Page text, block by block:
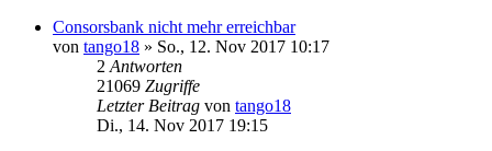
Consorsbank nicht mehr erreichbar
von tango18 » So., 12. Nov 2017 10:17
2 Antworten
21069 Zugriffe
Letzter Beitrag von tango18
Di., 14. Nov 2017 19:15